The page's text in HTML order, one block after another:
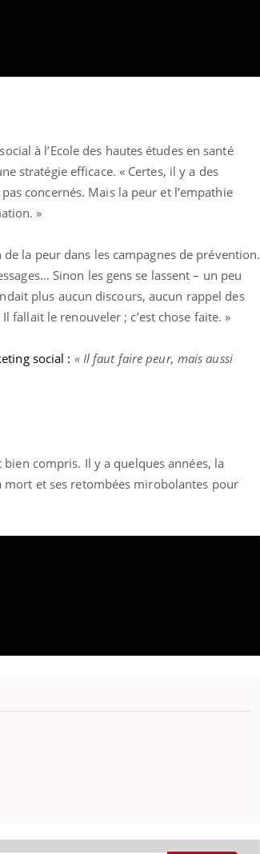
à l’Ecole des hautes études en santé
stratégie efficace. « Certes, il y a des
concernés. Mais la peur et l’empathie
»
la peur dans les campagnes de prévention.
Sinon les gens se lassent – un peu
plus aucun discours, aucun rappel des
fallait le renouveler ; c’est chose faite. »
social : « Il faut faire peur, mais aussi
compris. Il y a quelques années, la
et ses retombées mirobolantes pour